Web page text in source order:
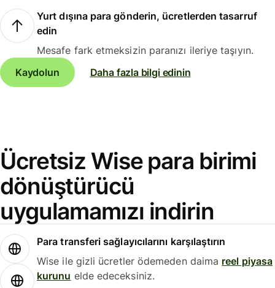
Yurt dışına para gönderin, ücretlerden tasarruf
edin
Mesafe fark etmeksizin paranızı ileriye taşıyın.
Kaydolun
Daha fazla bilgi edinin
Ücretsiz Wise para birimi
dönüştürücü
uygulamamızı indirin
Para transferi sağlayıcılarını karşılaştırın
Wise ile gizli ücretler ödemeden daima reel piyasa
kurunu elde edeceksiniz.